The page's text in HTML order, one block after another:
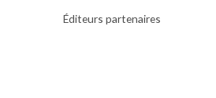
Éditeurs partenaires